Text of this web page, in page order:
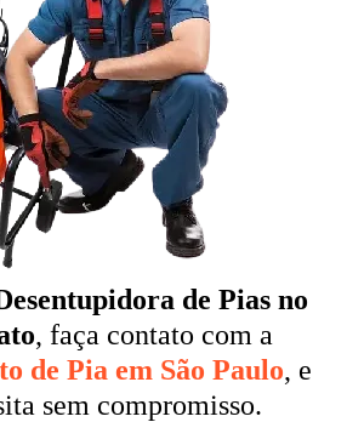
de Pias no
, faça contato com a
de Pia em São Paulo, e
sem compromisso.